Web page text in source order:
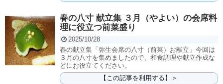
春の八寸 献立集 ３月（やよい）の会席料
理に役立つ前菜盛り
2025/10/28
春の献立集「弥生会席の八寸（前菜）お献立」今回は
３月の八寸を集めましたので、和食調理や献立作成な
どにお役立てください。
【この記事を利用する】＞